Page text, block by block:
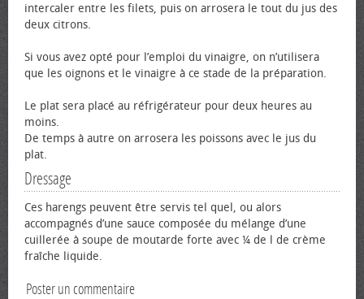
intercaler entre les filets, puis on arrosera le tout du jus des
deux citrons.
Si vous avez opté pour l’emploi du vinaigre, on n’utilisera
que les oignons et le vinaigre à ce stade de la préparation.
Le plat sera placé au réfrigérateur pour deux heures au
moins.
De temps à autre on arrosera les poissons avec le jus du
plat.
Dressage
Ces harengs peuvent être servis tel quel, ou alors
accompagnés d’une sauce composée du mélange d’une
cuillerée à soupe de moutarde forte avec ¼ de l de crème
fraîche liquide.
Poster un commentaire